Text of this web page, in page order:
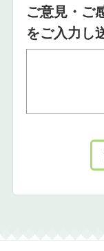
ご意見・ご
をご入力し